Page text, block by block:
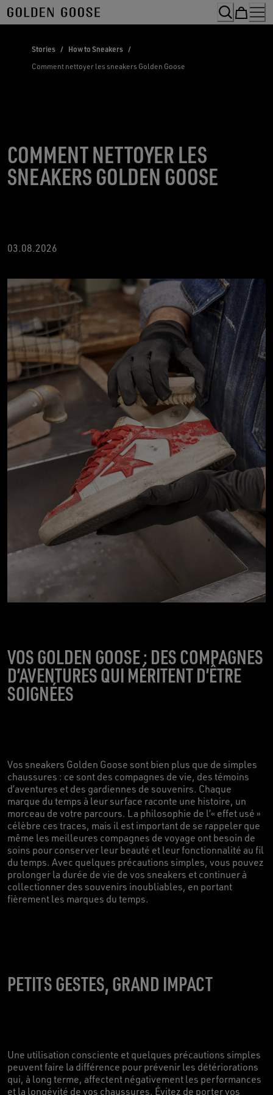
Skip
to
Stories / How to Sneakers /
Comment nettoyer les sneakers Golden Goose
COMMENT NETTOYER LES
SNEAKERS GOLDEN GOOSE
03.08.2026
VOS GOLDEN GOOSE : DES COMPAGNES
D’AVENTURES QUI MÉRITENT D’ÊTRE
SOIGNÉES
Vos sneakers Golden Goose sont bien plus que de simples
chaussures : ce sont des compagnes de vie, des témoins
d’aventures et des gardiennes de souvenirs. Chaque
marque du temps à leur surface raconte une histoire, un
morceau de votre parcours. La philosophie de l’« effet usé »
célèbre ces traces, mais il est important de se rappeler que
même les meilleures compagnes de voyage ont besoin de
soins pour conserver leur beauté et leur fonctionnalité au fil
du temps. Avec quelques précautions simples, vous pouvez
prolonger la durée de vie de vos sneakers et continuer à
collectionner des souvenirs inoubliables, en portant
fièrement les marques du temps.
PETITS GESTES, GRAND IMPACT
Une utilisation consciente et quelques précautions simples
peuvent faire la différence pour prévenir les détériorations
qui, à long terme, affectent négativement les performances
et la longévité de vos chaussures. Évitez de porter vos